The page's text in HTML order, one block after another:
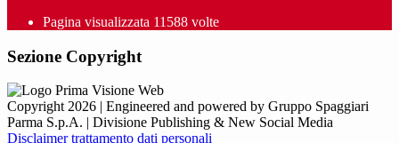
Pagina visualizzata 11588 volte
Sezione Copyright
Copyright 2026 | Engineered and powered by Gruppo Spaggiari
Parma S.p.A. | Divisione Publishing & New Social Media
Disclaimer trattamento dati personali